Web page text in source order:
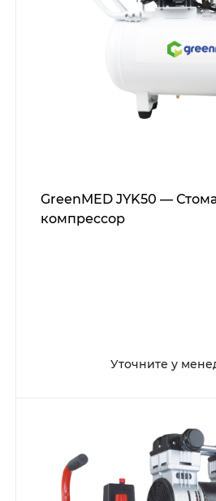
GreenMED JYK50 —
компрессор
Уточните у